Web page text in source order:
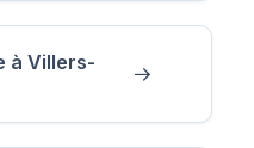
à Villers-